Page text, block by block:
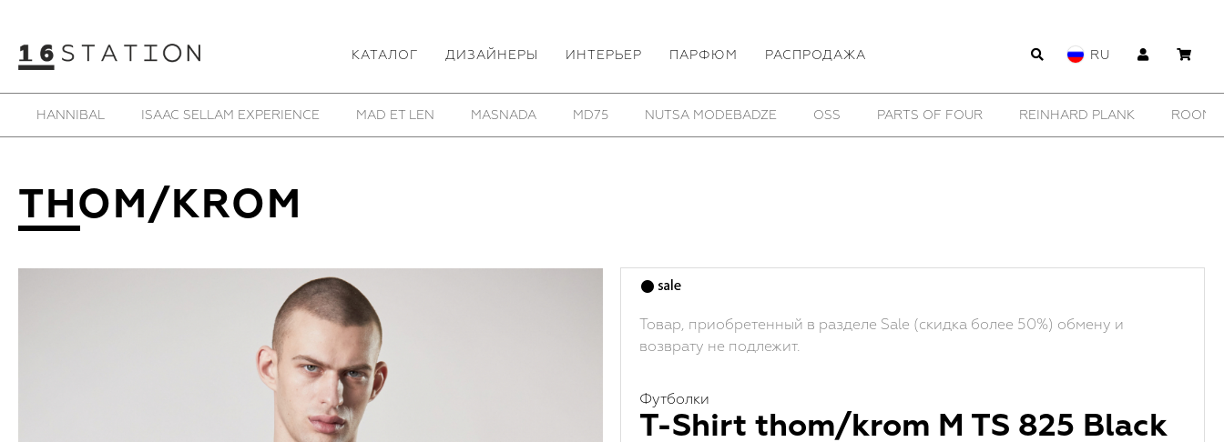
КАТАЛОГ ДИЗАЙНЕРЫ ИНТЕРЬЕР ПАРФЮМ РАСПРОДАЖА RU
SAMOKE SHE IS MONO SHOESOFRENIA THOM/KROM TOBIAS BIRK NIELSEN UTOPIA LAB WILDHORN YTN №7 11 BY BORIS BIDJAN SABERI
THOM/KROM
Товар, приобретенный в разделе Sale (скидка более 50%) обмену и
возврату не подлежит.
Футболки
T-Shirt thom/krom M TS 825 Black